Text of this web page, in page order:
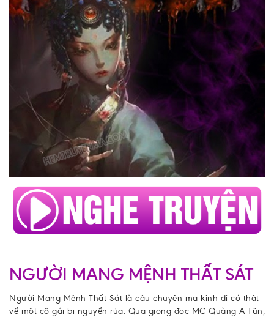
NGƯỜI MANG MỆNH THẤT SÁT
Người Mang Mệnh Thất Sát là câu chuyện ma kinh dị có thật
về một cô gái bị nguyền rủa. Qua giọng đọc MC Quàng A Tũn,